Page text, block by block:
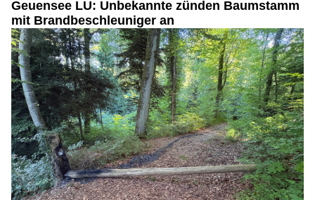
Geuensee LU: Unbekannte zünden Baumstamm
mit Brandbeschleuniger an